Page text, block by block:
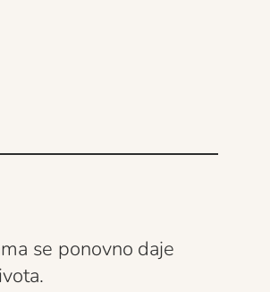
se ponovno daje